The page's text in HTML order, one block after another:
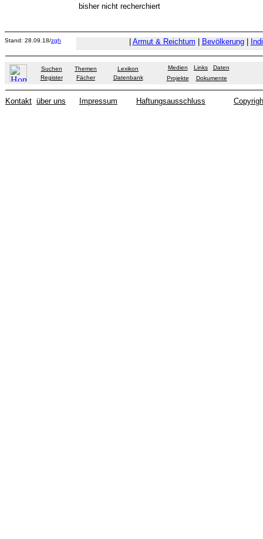
bisher nicht recherchiert
Stand: 28.09.18/zgh Armut & Reichtum Bevölkerung|
Suchen Themen
Lexikon
Register
Fächer Datenbank
Medien Links
Daten
Projekte
Dokumente
Kontakt über uns Impressum Haftungsausschluss